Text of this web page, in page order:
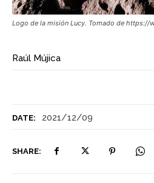
DATE: 2021/12/09
SHARE:
Logo de la misión Lucy. Tomado de https://
Raúl Mújica